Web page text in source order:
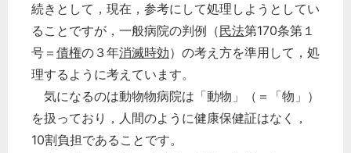
続きとして，現在，参考にして処理しようとしてい
ることですが，一般病院の判例（民法第170条第１
号＝ 債権の３年消滅時効）の考え方を準用して，処
理するように考えています。
気になるのは動物物病院は「動物」（＝「物」）
を扱っており，人間のように健康保健証はなく，
10割負担であることです。